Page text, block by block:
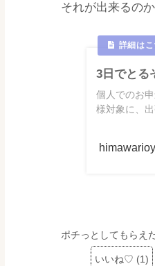
それが出来るの
3日でとる
個人でのお
様対象に、
ポチっとしてもらえ
いいね♡ (1)